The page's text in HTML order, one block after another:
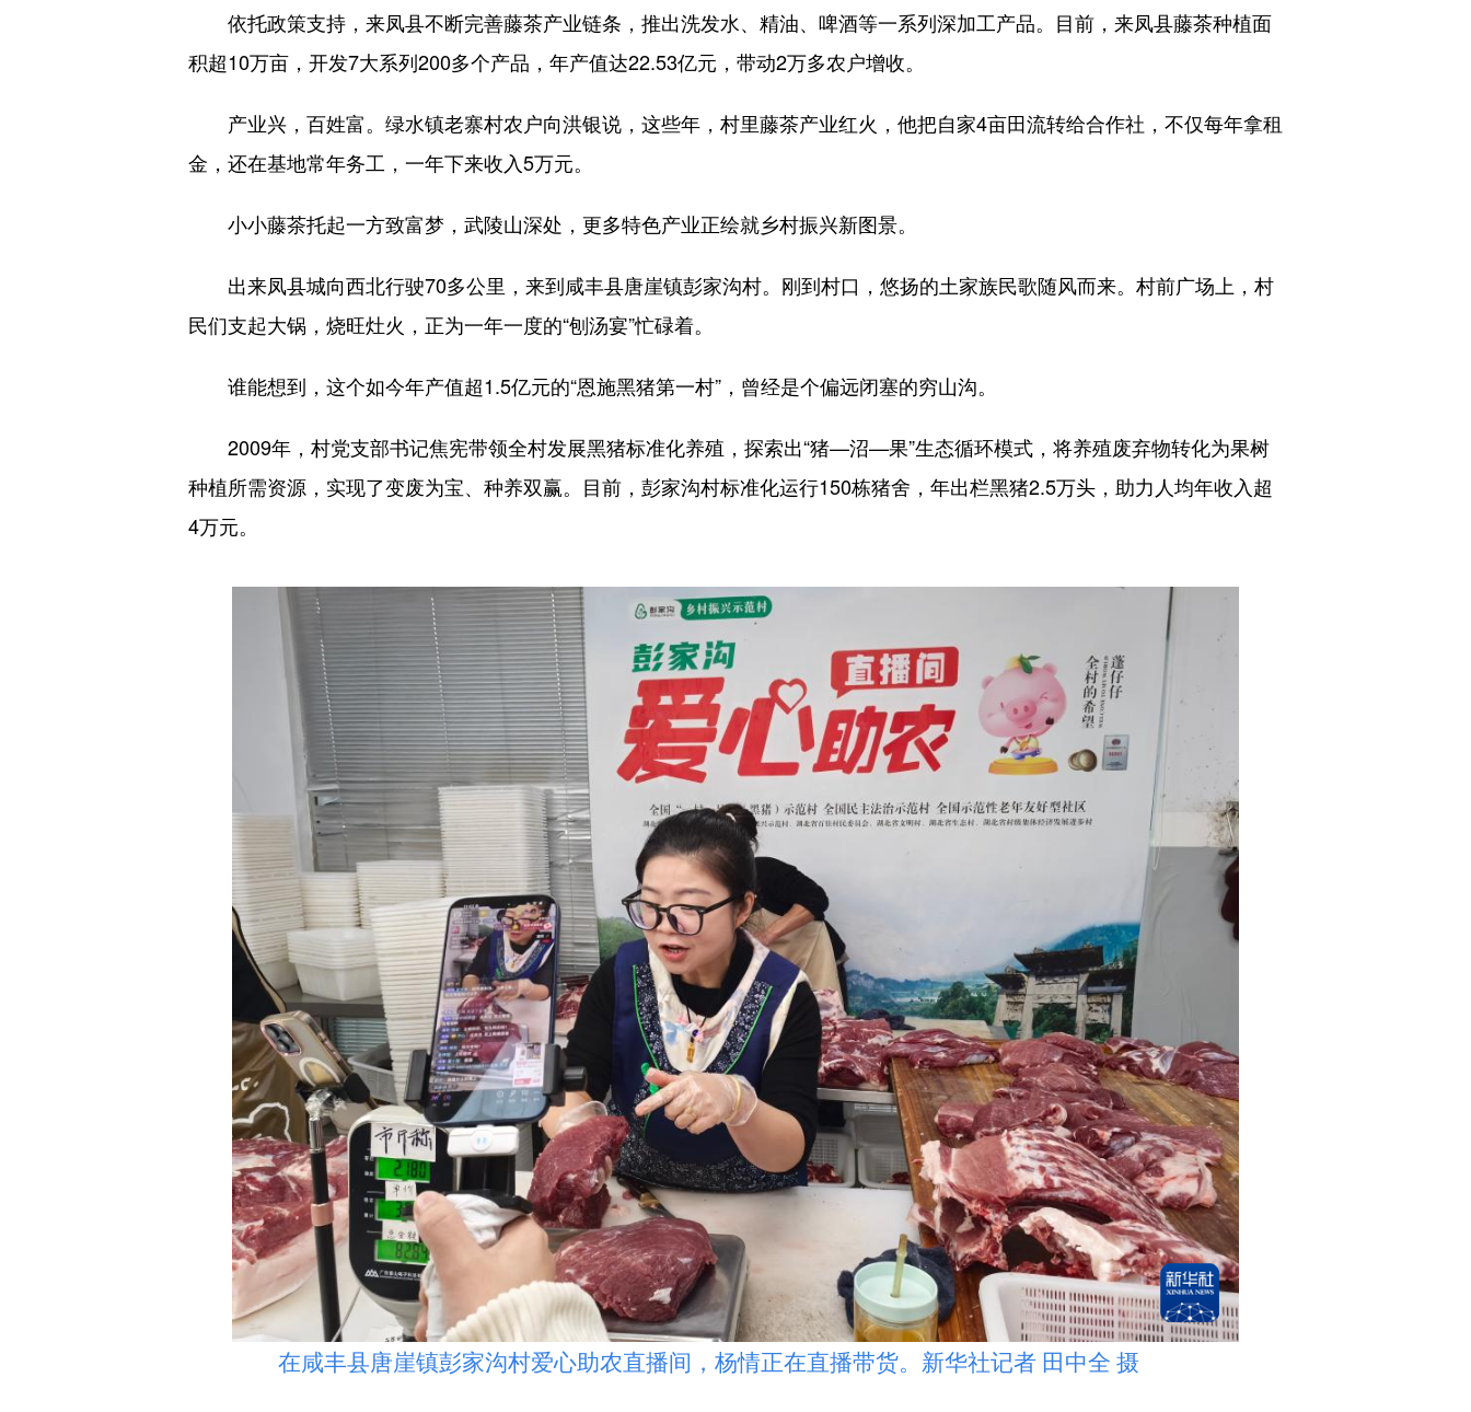
依托政策支持，来凤县不断完善藤茶产业链条，推出洗发水、精油、啤酒等一系列深加工产品。目前，来凤县藤茶种植面
积超10万亩，开发7大系列200多个产品，年产值达22.53亿元，带动2万多农户增收。
产业兴，百姓富。绿水镇老寨村农户向洪银说，这些年，村里藤茶产业红火，他把自家4亩田流转给合作社，不仅每年拿租
金，还在基地常年务工，一年下来收入5万元。
小小藤茶托起一方致富梦，武陵山深处，更多特色产业正绘就乡村振兴新图景。
出来凤县城向西北行驶70多公里，来到咸丰县唐崖镇彭家沟村。刚到村口，悠扬的土家族民歌随风而来。村前广场上，村
民们支起大锅，烧旺灶火，正为一年一度的“刨汤宴”忙碌着。
谁能想到，这个如今年产值超1.5亿元的“恩施黑猪第一村”，曾经是个偏远闭塞的穷山沟。
2009年，村党支部书记焦宪带领全村发展黑猪标准化养殖，探索出“猪—沼—果”生态循环模式，将养殖废弃物转化为果树
种植所需资源，实现了变废为宝、种养双赢。目前，彭家沟村标准化运行150栋猪舍，年出栏黑猪2.5万头，助力人均年收入超
4万元。
在咸丰县唐崖镇彭家沟村爱心助农直播间，杨情正在直播带货。新华社记者 田中全 摄